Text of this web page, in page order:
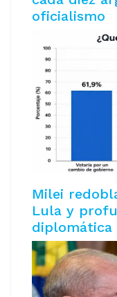
oficialismo
Milei
Lula y
diplomática